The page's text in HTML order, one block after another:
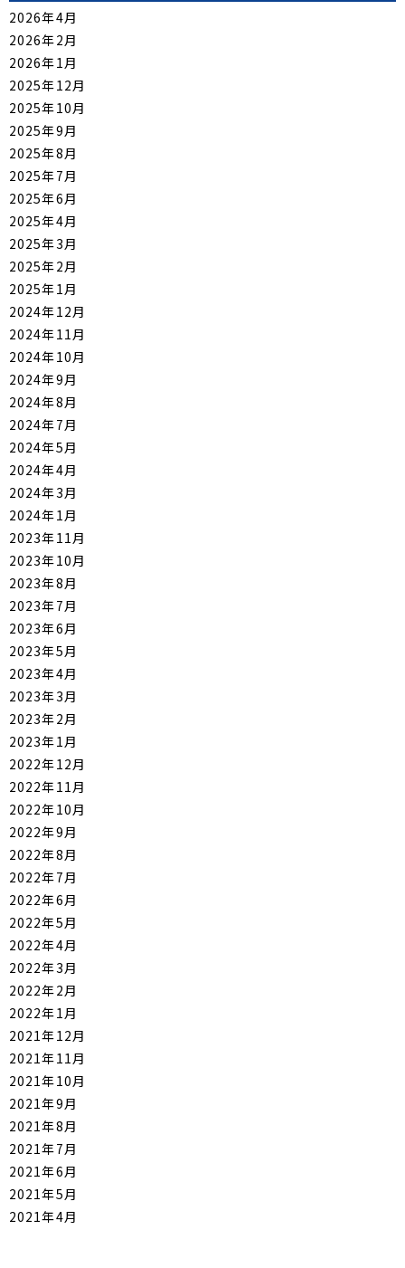
2026年4月
2026年2月
2026年1月
2025年12月
2025年10月
2025年9月
2025年8月
2025年7月
2025年6月
2025年4月
2025年3月
2025年2月
2025年1月
2024年12月
2024年11月
2024年10月
2024年9月
2024年8月
2024年7月
2024年5月
2024年4月
2024年3月
2024年1月
2023年11月
2023年10月
2023年8月
2023年7月
2023年6月
2023年5月
2023年4月
2023年3月
2023年2月
2023年1月
2022年12月
2022年11月
2022年10月
2022年9月
2022年8月
2022年7月
2022年6月
2022年5月
2022年4月
2022年3月
2022年2月
2022年1月
2021年12月
2021年11月
2021年10月
2021年9月
2021年8月
2021年7月
2021年6月
2021年5月
2021年4月